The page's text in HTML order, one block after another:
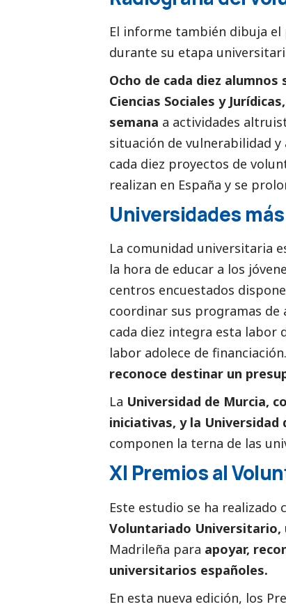
El informe también dibuja el
durante su etapa
Ocho de cada diez
Ciencias Sociales y
semana a actividades
situación de vulnerabilidad
cada diez proyectos de
realizan en España y se
Universidades
La comunidad universitaria
la hora de educar a los
centros encuestados
coordinar sus programas de
cada diez integra esta labor
labor adolece de financiación.
reconoce destinar un
La Universidad de Murcia,
iniciativas, y la Universidad
componen la terna de las
XI Premios al
Este estudio se ha
Voluntariado Universitario,
Madrileña para apoyar,
universitarios españoles.
En esta nueva edición, los